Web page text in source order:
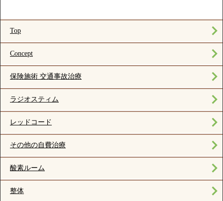
Top
Concept
保険施術 交通事故治療
ラジオスティム
レッドコード
その他の自費治療
酸素ルーム
整体